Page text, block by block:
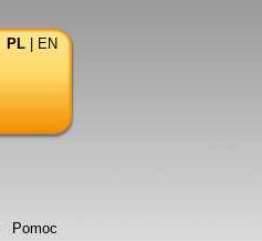
PL EN
Pomoc